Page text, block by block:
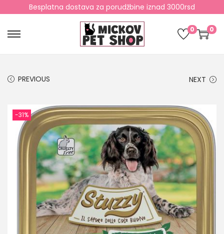
Besplatna dostava za porudžbine iznad 3000rsd
0 0
PREVIOUS NEXT
-31%